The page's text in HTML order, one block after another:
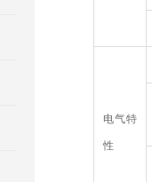
电气特
性